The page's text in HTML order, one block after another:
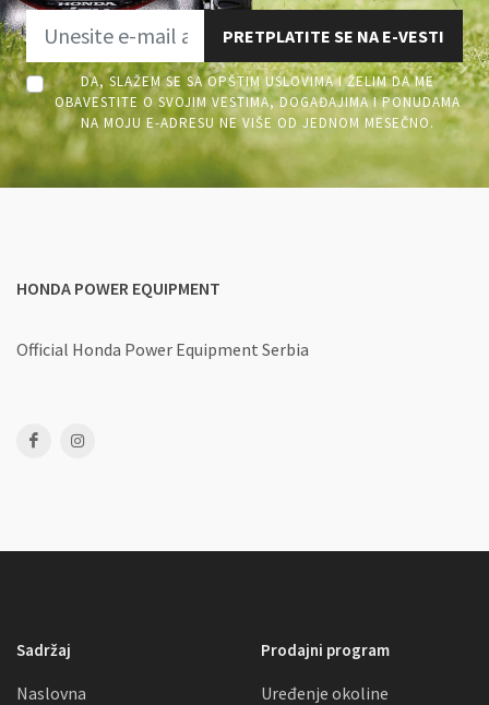
PRETPLATITE SE NA E-VESTI
DA, SLAŽEM SE SA OPŠTIM USLOVIMA I ŽELIM DA ME
OBAVESTITE O SVOJIM VESTIMA, DOGAĐAJIMA I PONUDAMA
NA MOJU E-ADRESU NE VIŠE OD JEDNOM MESEČNO.
HONDA POWER EQUIPMENT
Official Honda Power Equipment Serbia
Sadržaj
Naslovna
Prodajni program
Uređenje okoline